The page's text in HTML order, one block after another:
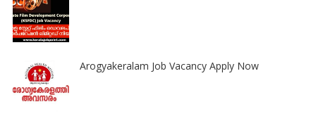
Arogyakeralam Job Vacancy Apply Now